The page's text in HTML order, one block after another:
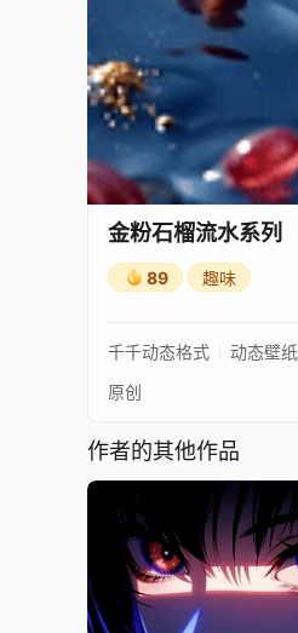
金粉石榴流水系列
89 趣味
千千动态格式 动态壁纸
原创
作者的其他作品